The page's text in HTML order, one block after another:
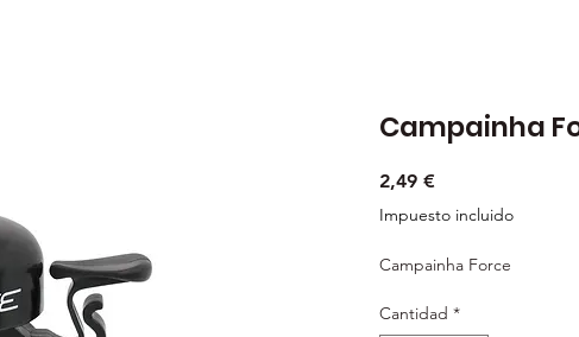
Campainha
2,49 €Precio
Impuesto incluido
Campainha Force
Cantidad *